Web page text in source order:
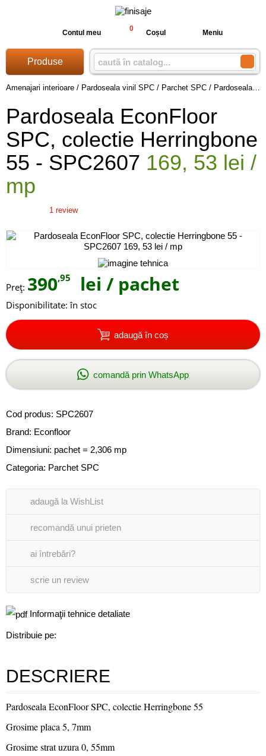
Contul meu 0 Coșul Meniu
Produse
Amenajari interioare / Pardoseala vinil SPC / Parchet SPC / Pardoseala EconFloor SPC, colectie Herringbone 55 - SPC2607 169, 53 lei / mp
Pardoseala EconFloor
SPC, colectie Herringbone
55 - SPC2607 169, 53 lei /
mp
1 review
Preţ: 390,95 lei / pachet
Disponibilitate: în stoc
adaugă în coș
comandă prin WhatsApp
Cod produs: SPC2607
Brand: Econfloor
Dimensiuni: pachet = 2,306 mp
Categoria: Parchet SPC
adaugă la WishList
recomandă unui prieten
ai întrebări?
scrie un review
Informaţii tehnice detaliate
Distribuie pe:
DESCRIERE
Pardoseala EconFloor SPC, colectie Herringbone 55
Grosime placa 5, 7mm
Grosime strat uzura 0, 55mm